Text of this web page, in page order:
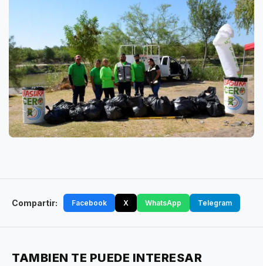
Compartir: Facebook X WhatsApp Telegram
TAMBIEN TE PUEDE INTERESAR